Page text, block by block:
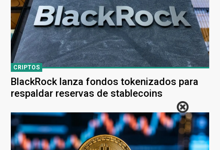
CRIPTOS
BlackRock lanza fondos tokenizados para
respaldar reservas de stablecoins